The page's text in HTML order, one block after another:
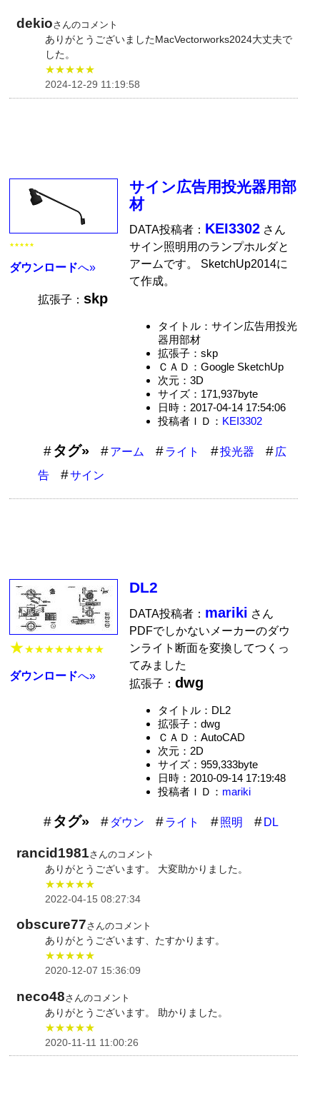
dekioさんのコメント
ありがとうございましたMacVectorworks2024大丈夫で
した。
★★★★★
2024-12-29 11:19:58
★★★★★
ダウンロードへ»
サイン広告用投光器用部
材
DATA投稿者： KEI3302 さん
サイン照明用のランプホルダと
アームです。 SketchUp2014に
て作成。
拡張子：skp
タイトル：サイン広告用投光
器用部材
拡張子：skp
ＣＡＤ：Google SketchUp
次元：3D
サイズ：171,937byte
日時：2017-04-14 17:54:06
投稿者ＩＤ： KEI3302
タグ» アーム ライト 投光器
広
告
サイン
★★★★★★★★★
ダウンロードへ»
DL2
DATA投稿者： mariki さん
PDFでしかないメーカーのダウ
ンライト断面を変換してつくっ
てみました
拡張子：dwg
タイトル：DL2
拡張子：dwg
ＣＡＤ：AutoCAD
次元：2D
サイズ：959,333byte
日時：2010-09-14 17:19:48
投稿者ＩＤ： mariki
タグ» ダウン ライト 照明 DL
rancid1981さんのコメント
ありがとうございます。 大変助かりました。
★★★★★
2022-04-15 08:27:34
obscure77さんのコメント
ありがとうございます、たすかります。
★★★★★
2020-12-07 15:36:09
neco48さんのコメント
ありがとうございます。 助かりました。
★★★★★
2020-11-11 11:00:26